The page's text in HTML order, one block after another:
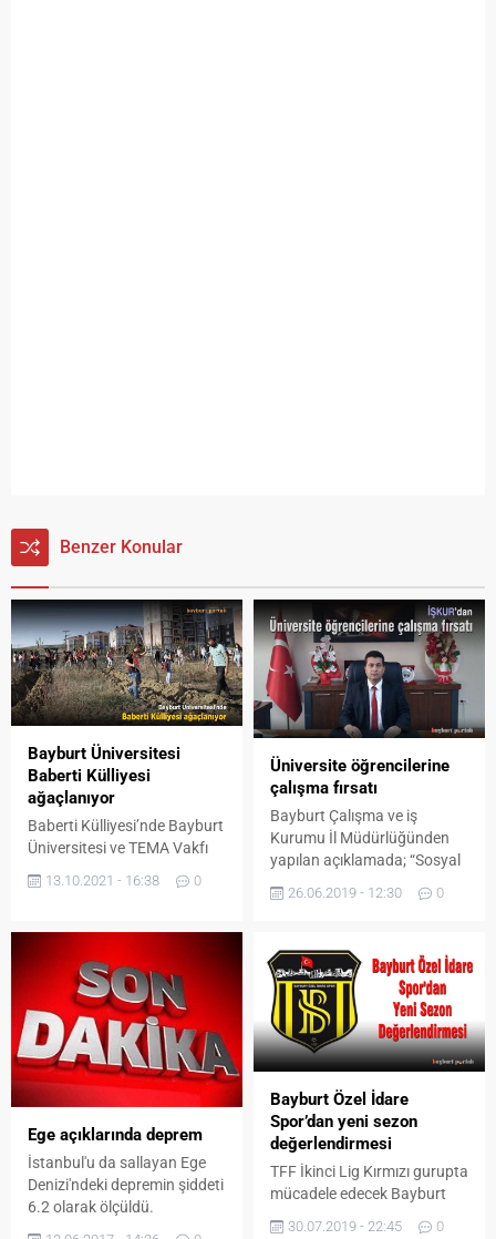
Benzer Konular
Bayburt Üniversitesi
Baberti Külliyesi
ağaçlanıyor
Baberti Külliyesi’nde Bayburt
Üniversitesi ve TEMA Vakfı
dikimi etkinliği
Üniversitesinde, sosyal
farkındalık oluşturmak ve
külliye alanlarında yeşil
alanları zenginleştirmek
amacıyla yaklaşık 200 adet
meyve fidanı toprakla
buluşturuldu. Etkinliğe,
personel ve öğrenciler yoğun
Külliyesinde gerçekleştirilen
ağaçlandırma etkinliğine
Rektör Prof. Dr. Mutlu
Türkmen’in yanı...
13.10.2021 - 16:38 0
Üniversite öğrencilerine
çalışma fırsatı
Bayburt Çalışma ve iş
Kurumu İl Müdürlüğünden
yapılan açıklamada; “Sosyal
Çalışma Programları,
üniversite öğrencilerinin bir
toplumsal faydası olan
işlerde çalışabilecekleri, diğer
yandan mesleki niteliklerini
geliştirebilecekleri
programlardır.” denildi.
Program düzenlenebilecek
Kültürel mirasın
restorasyonu, korunması ve
tanıtılması Kütüphanelerin
bakımı ve düzeni Kamu
kurumlarının kültürel ve
26.06.2019 - 12:30 0
Ege açıklarında deprem
İstanbul'u da sallayan Ege
Denizi'ndeki depremin şiddeti
6.2 olarak ölçüldü.
Bayburt Özel İdare
Spor’dan yeni sezon
değerlendirmesi
TFF İkinci Lig Kırmızı gurupta
mücadele edecek Bayburt
30.07.2019 - 22:45 0